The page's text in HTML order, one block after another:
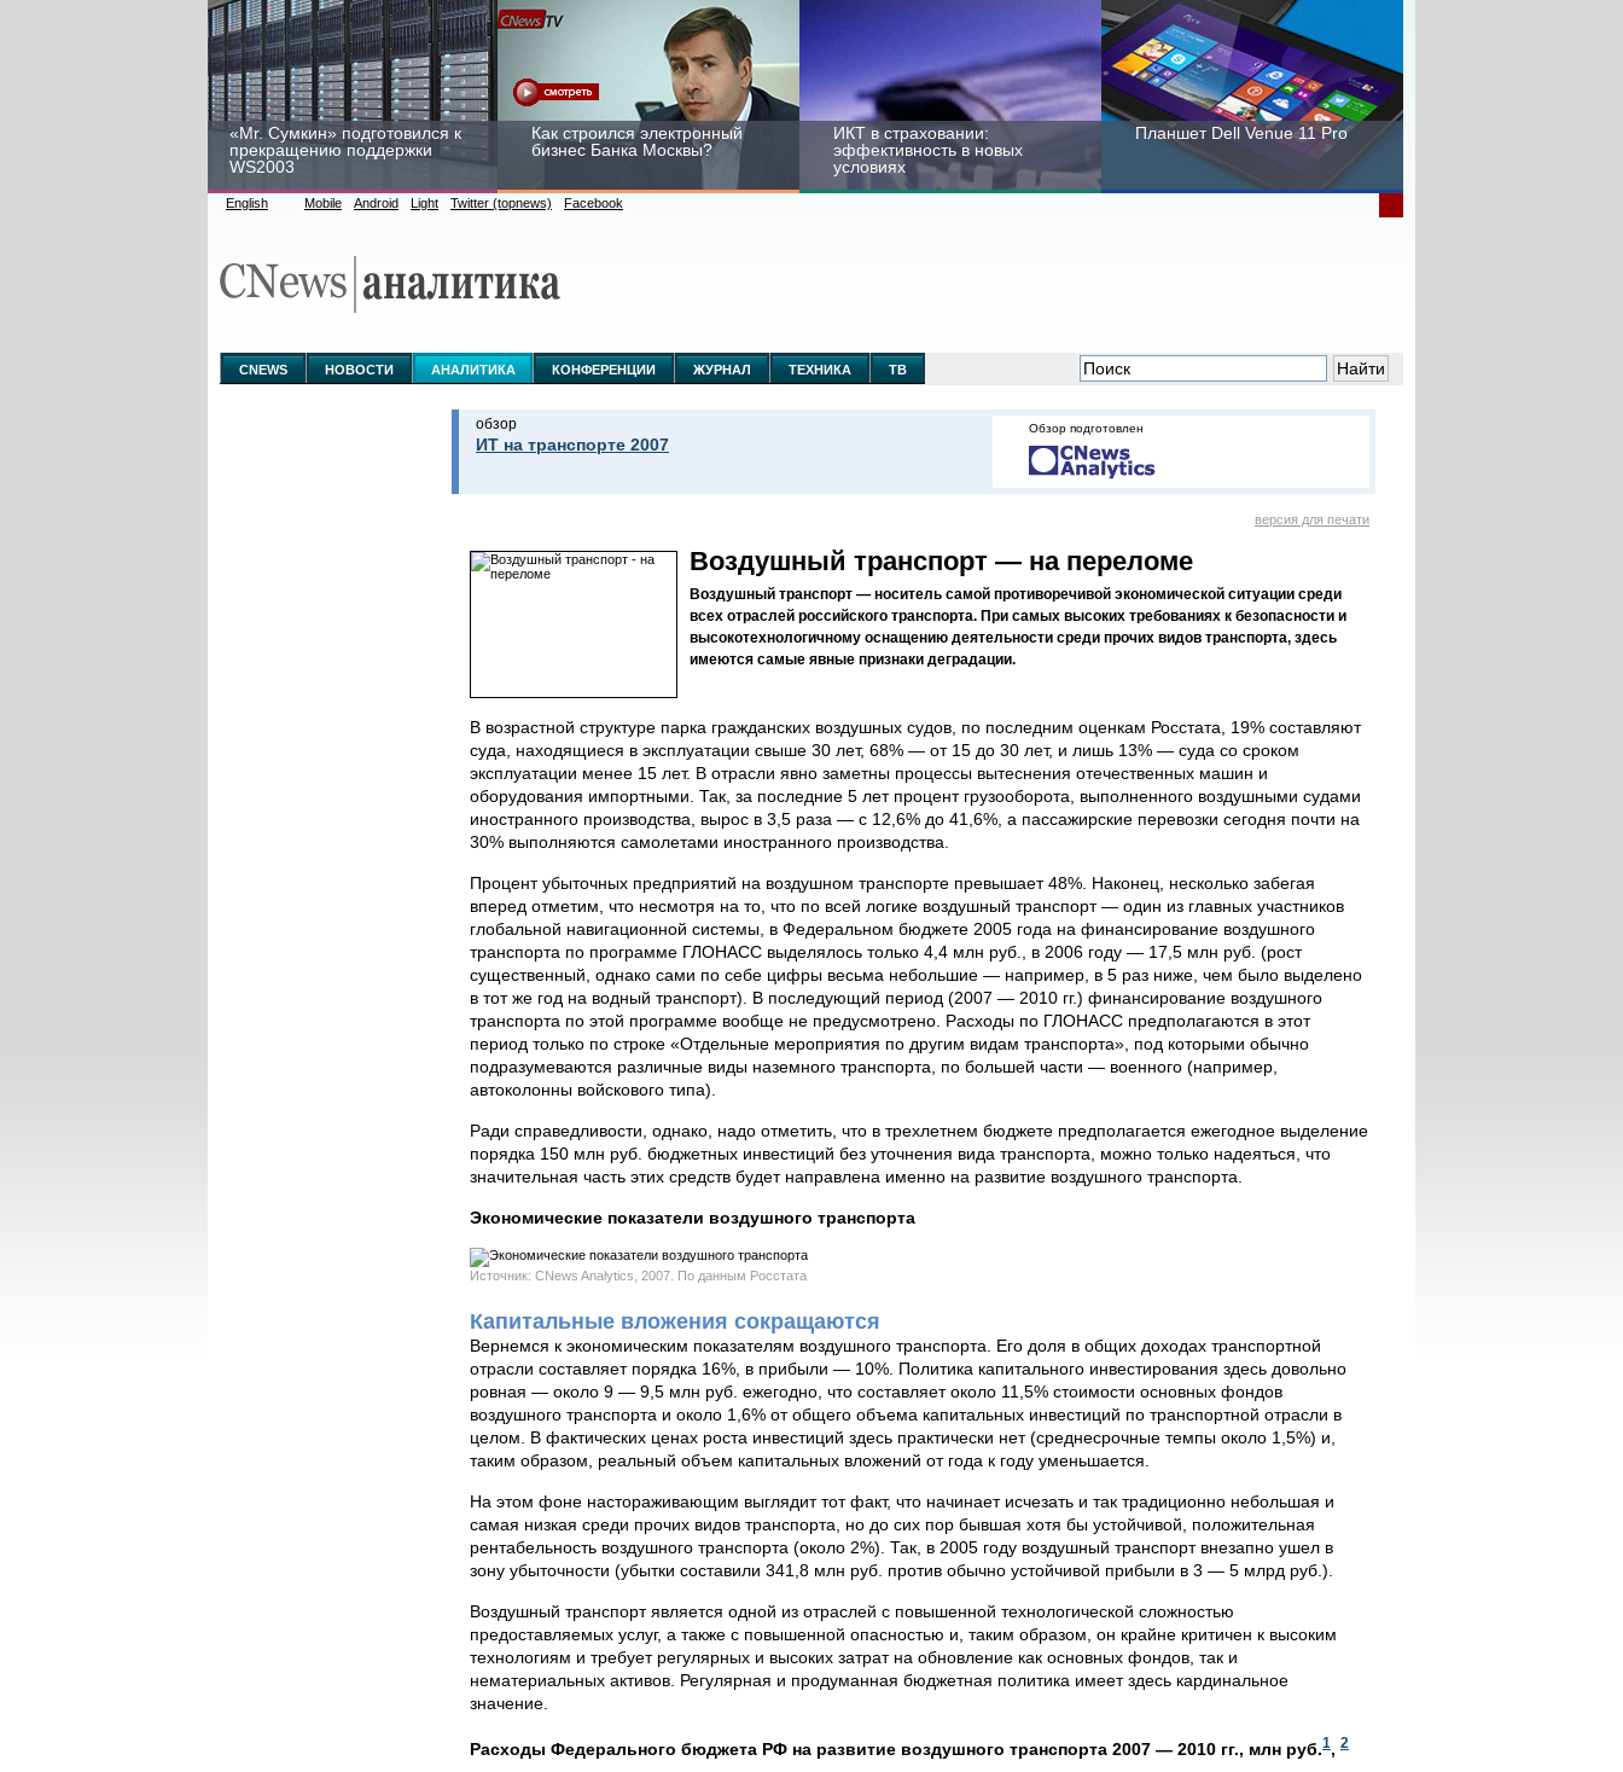
«Mr. Сумкин» подготовился к
прекращению поддержки
WS2003
Как строился электронный
бизнес Банка Москвы?
ИКТ в страховании:
эффективность в новых
условиях
Планшет Dell Venue 11 Pro
к аналитике
участвовать
госструктур: развитие в
новых условиях
English Mobile Android Light Twitter (topnews) Facebook
CNEWS НОВОСТИ АНАЛИТИКА КОНФЕРЕНЦИИ ЖУРНАЛ ТЕХНИКА ТВ
обзор
ИТ на транспорте 2007
Обзор подготовлен
версия для печати
Воздушный транспорт — на переломе
Воздушный транспорт — носитель самой противоречивой экономической ситуации среди
всех отраслей российского транспорта. При самых высоких требованиях к безопасности и
высокотехнологичному оснащению деятельности среди прочих видов транспорта, здесь
имеются самые явные признаки деградации.
В возрастной структуре парка гражданских воздушных судов, по последним оценкам Росстата, 19% составляют
суда, находящиеся в эксплуатации свыше 30 лет, 68% — от 15 до 30 лет, и лишь 13% — суда со сроком
эксплуатации менее 15 лет. В отрасли явно заметны процессы вытеснения отечественных машин и
оборудования импортными. Так, за последние 5 лет процент грузооборота, выполненного воздушными судами
иностранного производства, вырос в 3,5 раза — с 12,6% до 41,6%, а пассажирские перевозки сегодня почти на
30% выполняются самолетами иностранного производства.
Процент убыточных предприятий на воздушном транспорте превышает 48%. Наконец, несколько забегая
вперед отметим, что несмотря на то, что по всей логике воздушный транспорт — один из главных участников
глобальной навигационной системы, в Федеральном бюджете 2005 года на финансирование воздушного
транспорта по программе ГЛОНАСС выделялось только 4,4 млн руб., в 2006 году — 17,5 млн руб. (рост
существенный, однако сами по себе цифры весьма небольшие — например, в 5 раз ниже, чем было выделено
в тот же год на водный транспорт). В последующий период (2007 — 2010 гг.) финансирование воздушного
транспорта по этой программе вообще не предусмотрено. Расходы по ГЛОНАСС предполагаются в этот
период только по строке «Отдельные мероприятия по другим видам транспорта», под которыми обычно
подразумеваются различные виды наземного транспорта, по большей части — военного (например,
автоколонны войскового типа).
Ради справедливости, однако, надо отметить, что в трехлетнем бюджете предполагается ежегодное выделение
порядка 150 млн руб. бюджетных инвестиций без уточнения вида транспорта, можно только надеяться, что
значительная часть этих средств будет направлена именно на развитие воздушного транспорта.
Экономические показатели воздушного транспорта
Источник: CNews Analytics, 2007. По данным Росстата
Капитальные вложения сокращаются
Вернемся к экономическим показателям воздушного транспорта. Его доля в общих доходах транспортной
отрасли составляет порядка 16%, в прибыли — 10%. Политика капитального инвестирования здесь довольно
ровная — около 9 — 9,5 млн руб. ежегодно, что составляет около 11,5% стоимости основных фондов
воздушного транспорта и около 1,6% от общего объема капитальных инвестиций по транспортной отрасли в
целом. В фактических ценах роста инвестиций здесь практически нет (среднесрочные темпы около 1,5%) и,
таким образом, реальный объем капитальных вложений от года к году уменьшается.
На этом фоне настораживающим выглядит тот факт, что начинает исчезать и так традиционно небольшая и
самая низкая среди прочих видов транспорта, но до сих пор бывшая хотя бы устойчивой, положительная
рентабельность воздушного транспорта (около 2%). Так, в 2005 году воздушный транспорт внезапно ушел в
зону убыточности (убытки составили 341,8 млн руб. против обычно устойчивой прибыли в 3 — 5 млрд руб.).
Воздушный транспорт является одной из отраслей с повышенной технологической сложностью
предоставляемых услуг, а также с повышенной опасностью и, таким образом, он крайне критичен к высоким
технологиям и требует регулярных и высоких затрат на обновление как основных фондов, так и
нематериальных активов. Регулярная и продуманная бюджетная политика имеет здесь кардинальное
значение.
Расходы Федерального бюджета РФ на развитие воздушного транспорта 2007 — 2010 гг., млн руб.1, 2